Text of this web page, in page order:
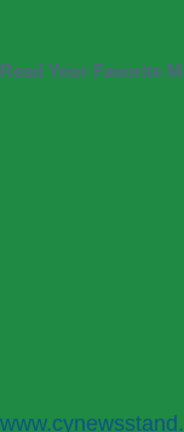
Read Your Favorite
PN